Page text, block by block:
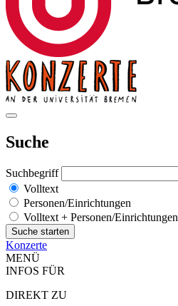
Suche
Suchbegriff
Volltext
Personen/Einrichtungen
Volltext + Personen/Einrichtungen
Konzerte
MENÜ
INFOS FÜR
DIREKT ZU